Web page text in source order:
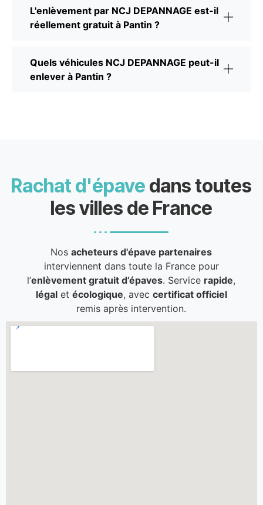
L'enlèvement par NCJ DEPANNAGE est-il
réellement gratuit à Pantin ?
Quels véhicules NCJ DEPANNAGE peut-il
enlever à Pantin ?
Rachat d'épave dans toutes
les villes de France
Nosacheteurs d'épave partenaires
interviennent dans toute la France pour
l’enlèvement gratuit d’épaves. Service rapide,
légalet écologique, avec certificat officiel
remis après intervention.